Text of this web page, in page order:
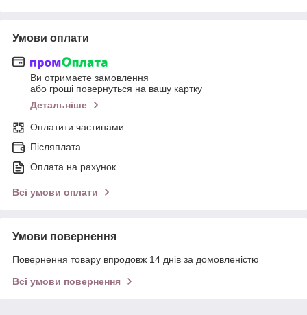
Умови оплати
Ви отримаєте замовлення
або гроші повернуться на вашу картку
Детальніше
Оплатити частинами
Післяплата
Оплата на рахунок
Всі умови оплати
Умови повернення
Повернення товару впродовж 14 днів за домовленістю
Всі умови повернення